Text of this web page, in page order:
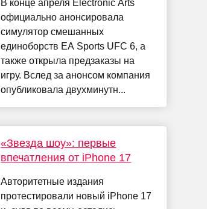
В конце апреля Electronic Arts
официально анонсировала
симулятор смешанных
единоборств EA Sports UFC 6, а
также открыла предзаказы на
игру. Вслед за анонсом компания
опубликовала двухминутн...
«Звезда шоу»: первые
впечатления от iPhone 17
Авторитетные издания
протестировали новый iPhone 17